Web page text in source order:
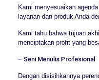
Kami menyesuaikan
layanan dan produk Anda
Kami tahu bahwa tujuan
menciptakan profit yang
– Seni Menulis Profesional
Dengan disisihkannya